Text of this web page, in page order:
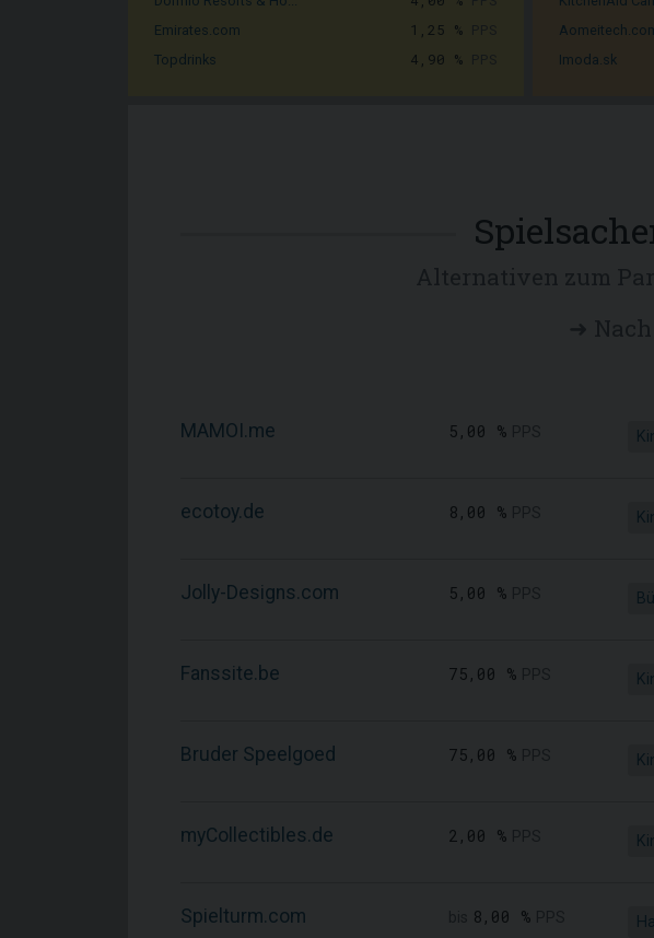
Emirates.com 1,25 %
Topdrinks 4,90 % Imoda.sk
MAMOI.me 5,00 %
ecotoy.de 8,00 %
Jolly-Designs.com 5,00 %
Fanssite.be 75,00 %
Bruder Speelgoed 75,00 %
myCollectibles.de 2,00 %
Spielturm.com 8,00 %